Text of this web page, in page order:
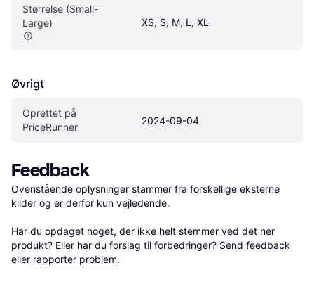
Størrelse (Small-
Large)
XS, S, M, L, XL
Øvrigt
Oprettet på
PriceRunner
2024-09-04
Feedback
Ovenstående oplysninger stammer fra forskellige eksterne
kilder og er derfor kun vejledende.
Har du opdaget noget, der ikke helt stemmer ved det her
produkt? Eller har du forslag til forbedringer? Send feedback
eller rapporter problem.